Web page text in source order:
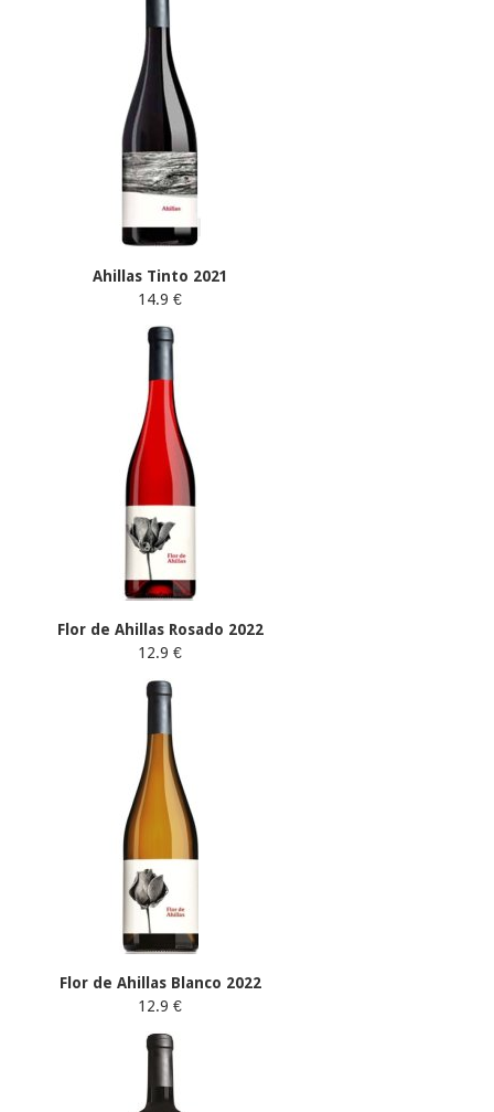
Ahillas Tinto 2021
14.9 €
Flor de Ahillas Rosado 2022
12.9 €
Flor de Ahillas Blanco 2022
12.9 €